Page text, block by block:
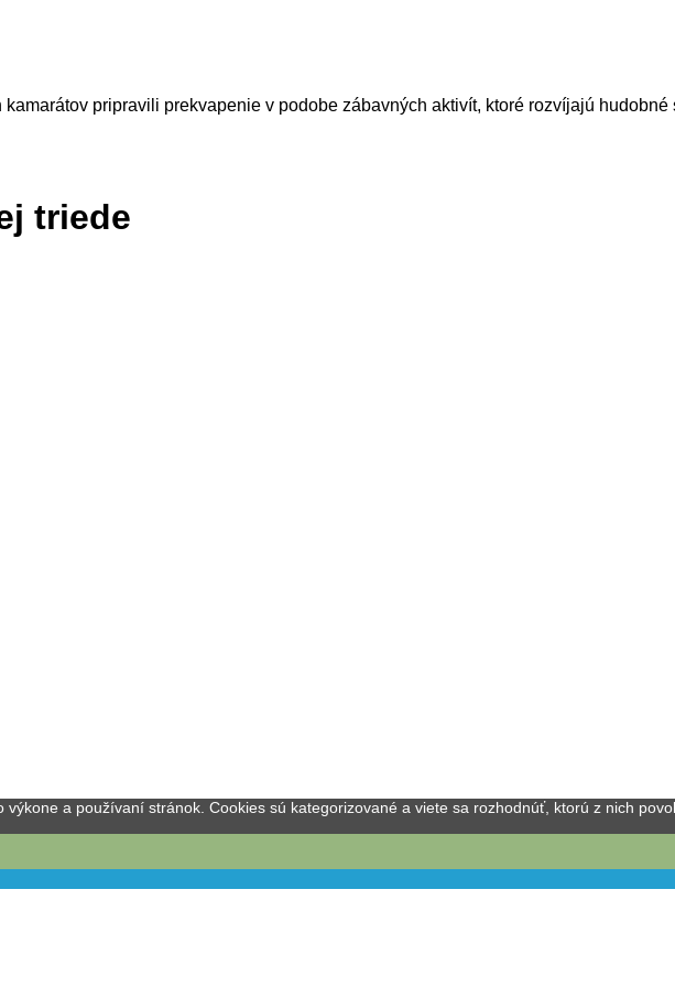
pripravili prekvapenie v podobe zábavných aktivít, ktoré rozvíjajú
triede
a používaní stránok. Cookies sú kategorizované a viete sa rozhodnúť, ktorú z nich